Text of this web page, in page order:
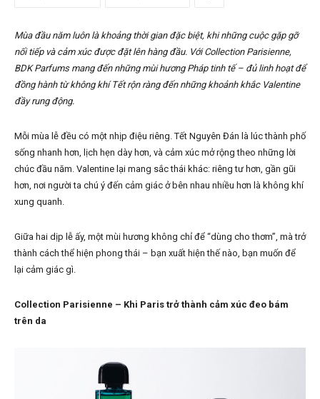
Mùa đầu năm luôn là khoảng thời gian đặc biệt, khi những cuộc gặp gỡ
nối tiếp và cảm xúc được đặt lên hàng đầu. Với Collection Parisienne,
BDK Parfums mang đến những mùi hương Pháp tinh tế – đủ linh hoạt để
đồng hành từ không khí Tết rộn ràng đến những khoảnh khắc Valentine
đầy rung động.
Mỗi mùa lễ đều có một nhịp điệu riêng. Tết Nguyên Đán là lúc thành phố
sống nhanh hơn, lịch hẹn dày hơn, và cảm xúc mở rộng theo những lời
chúc đầu năm. Valentine lại mang sắc thái khác: riêng tư hơn, gần gũi
hơn, nơi người ta chú ý đến cảm giác ở bên nhau nhiều hơn là không khí
xung quanh.
Giữa hai dịp lễ ấy, một mùi hương không chỉ để “dùng cho thơm”, mà trở
thành cách thể hiện phong thái – bạn xuất hiện thế nào, bạn muốn để
lại cảm giác gì.
Collection Parisienne – Khi Paris trở thành cảm xúc đeo bám
trên da